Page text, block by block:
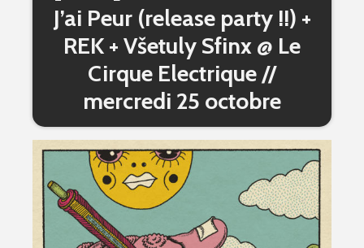
J’ai Peur (release party !!) +
REK + Všetuly Sfinx @ Le
Cirque Electrique //
mercredi 25 octobre